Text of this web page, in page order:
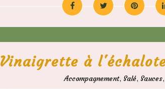
Vinaigrette à
Accompagnement, Salé, Sauces,